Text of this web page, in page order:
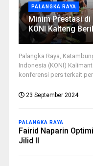
PALANGKA RAYA
Minim Prestasi di
KONI Kalteng
Palangka Raya,
Indonesia (KONI)
konferensi pers terkait
23 September 2024
PALANGKA RAYA
Fairid Naparin
Jilid II